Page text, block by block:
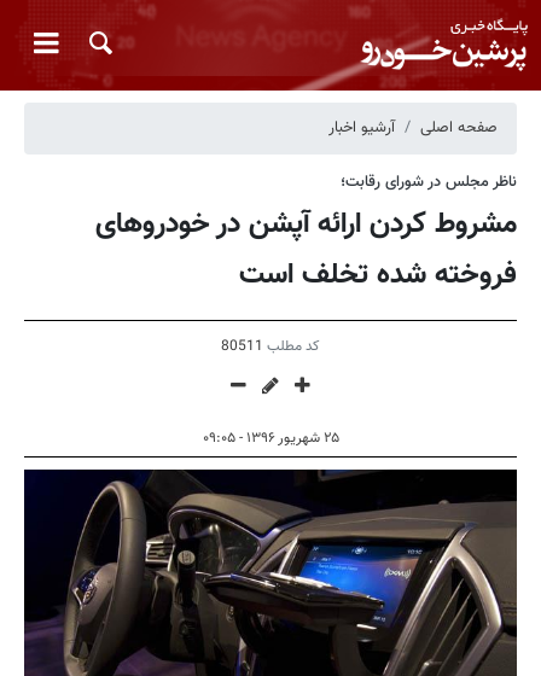
صفحه اصلی آرشیو اخبار
ناظر مجلس در شورای رقابت؛
مشروط کردن ارائه آپشن در خودروهای
فروخته شده تخلف است
کد مطلب 80511
۲۵ شهریور ۱۳۹۶ - ۰۹:۰۵